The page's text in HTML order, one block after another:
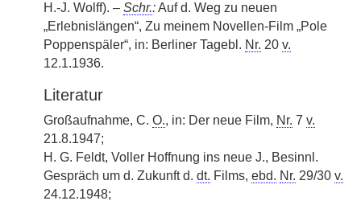
H.-J. Wolff). – Schr.:Auf d. Weg zu neuen
„Erlebnislängen“, Zu meinem Novellen-Film „Pole
Poppenspäler“, in: Berliner Tagebl. Nr. 20 v.
12.1.1936.
Literatur
Großaufnahme, C. O., in: Der neue Film, Nr. 7 v.
21.8.1947;
H. G. Feldt, Voller Hoffnung ins neue J., Besinnl.
Gespräch um d. Zukunft d. dt. Films, ebd. Nr. 29/30 v.
24.12.1948;